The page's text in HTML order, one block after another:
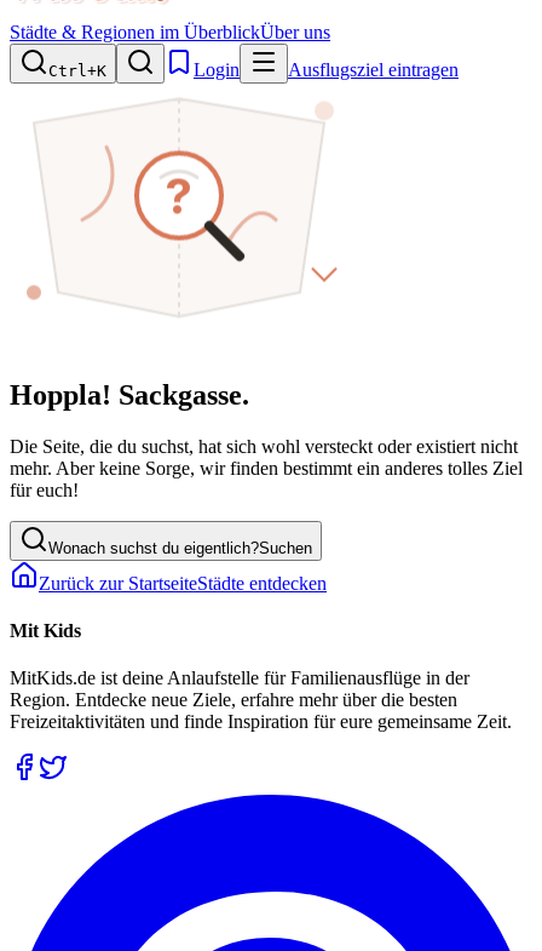
Städte & Regionen im ÜberblickÜber uns
Ctrl+K Login Ausflugsziel eintragen
?
Hoppla! Sackgasse.
Die Seite, die du suchst, hat sich wohl versteckt oder existiert nicht
mehr. Aber keine Sorge, wir finden bestimmt ein anderes tolles Ziel
für euch!
Wonach suchst du eigentlich?Suchen
Zurück zur StartseiteStädte entdecken
Mit Kids
MitKids.de ist deine Anlaufstelle für Familienausflüge in der
Region. Entdecke neue Ziele, erfahre mehr über die besten
Freizeitaktivitäten und finde Inspiration für eure gemeinsame Zeit.